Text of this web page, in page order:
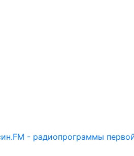
- радиопрограммы